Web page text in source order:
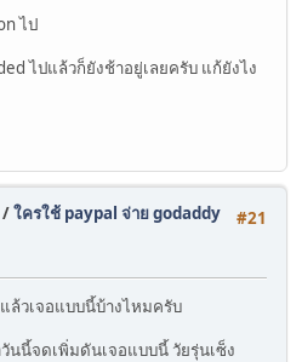
ไป
ไปแล้วก็ยังช้าอยู่เลยครับ แก้ยังไง
#21
/ใครใช้ paypal จ่าย godaddy
ล้วเจอแบบนี้บ้างไหมครับ
นนี้จดเพิ่มดันเจอแบบนี้ วัยรุ่นเซ็ง